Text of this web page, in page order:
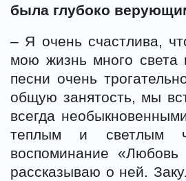
была глубоко
– Я очень счастлива,
мою жизнь много света
песни очень
общую занятость, мы
всегда
теплым и светлым
воспоминание
рассказываю о ней.